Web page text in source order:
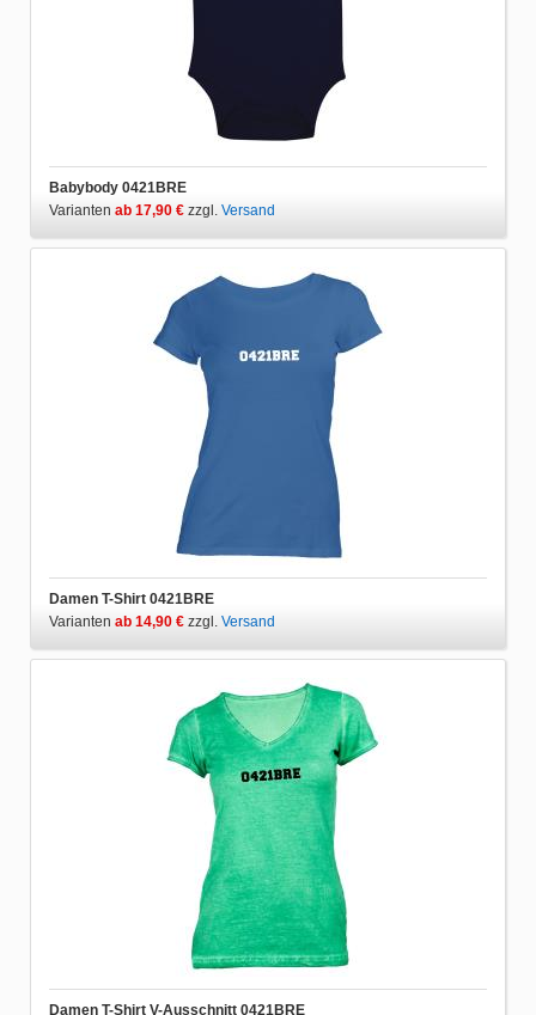
Babybody 0421BRE
Varianten ab 17,90 € zzgl. Versand
Damen T-Shirt 0421BRE
Varianten ab 14,90 € zzgl. Versand
Damen T-Shirt V-Ausschnitt 0421BRE